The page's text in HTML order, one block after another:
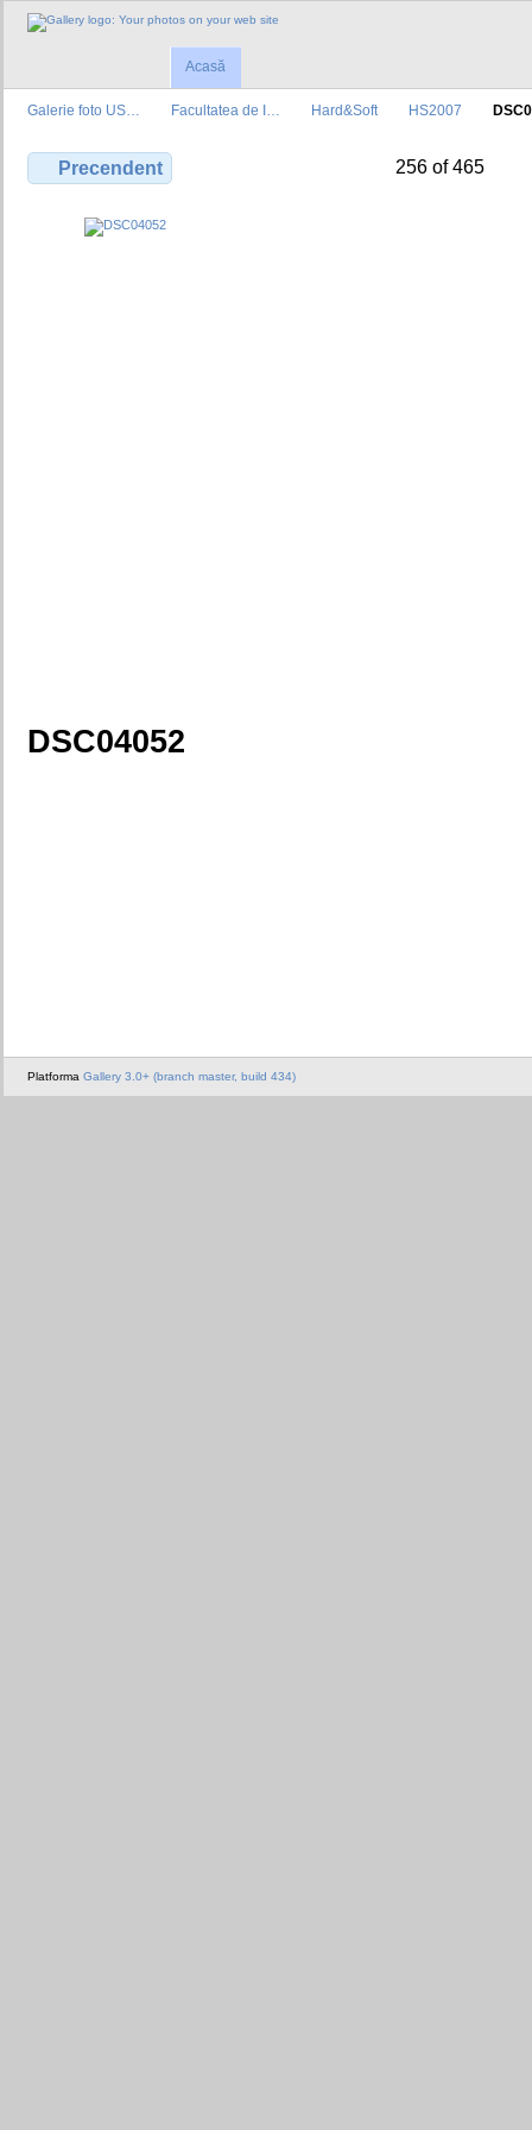
Acasă
Galerie foto US… Facultatea de I… Hard&Soft HS2007
Precendent 256 of 465
DSC04052
Platforma Gallery 3.0+ (branch master, build 434)